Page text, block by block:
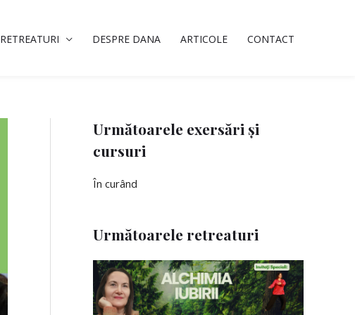
RETREATURI DESPRE DANA ARTICOLE CONTACT
Următoarele exersări și
cursuri
În curând
Următoarele retreaturi